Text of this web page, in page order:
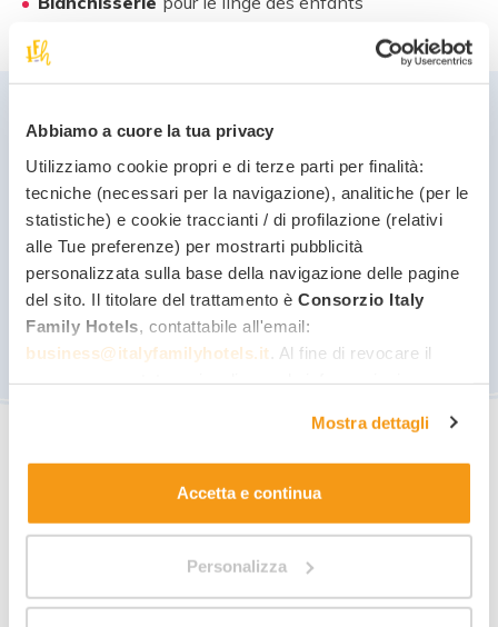
Abbiamo a cuore la tua privacy
Utilizziamo cookie propri e di terze parti per finalità:
tecniche (necessari per la navigazione), analitiche (per le
statistiche) e cookie traccianti / di profilazione (relativi
alle Tue preferenze) per mostrarti pubblicità
personalizzata sulla base della navigazione delle pagine
del sito. Il titolare del trattamento è Consorzio Italy
Family Hotels , contattabile all'email:
business@italyfamilyhotels.it . Al fine di revocare il
. Allo stesso link trovi la nostra informativa
estesa sui cookie.
Mostra dettagli
Accetta e continua
Personalizza
Devis
Quand septembre arrive, à La Baia tout continue
comme en plein été
! Et la formule est toujours All
Inclusive :
jusqu’au 5 septembre, à partir de € 190,00
du 6 au 11 septembre, à partir de € 155,00
All Inclusive Dream et demi-
pension disponibles sur demande !
Demandez des informations
cette offre!